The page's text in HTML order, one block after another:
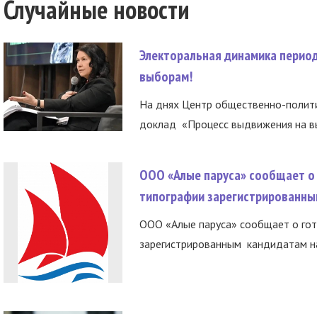
Случайные новости
Электоральная динамика
выборам!
На днях Центр общественно-
доклад «Процесс выдвижения на
ООО «Алые паруса» сообщает о
типографии
ООО «Алые паруса» сообщает о
зарегистрированным кандидатам